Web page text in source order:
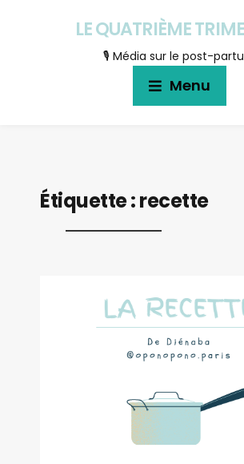
LE QUATRIÈME
🎙 Média sur le post-
Menu
Étiquette :recette